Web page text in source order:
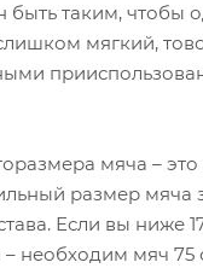
быть таким,
мягкий,
мяча –
размер мяча
Если вы ниже
необходим мяч 75